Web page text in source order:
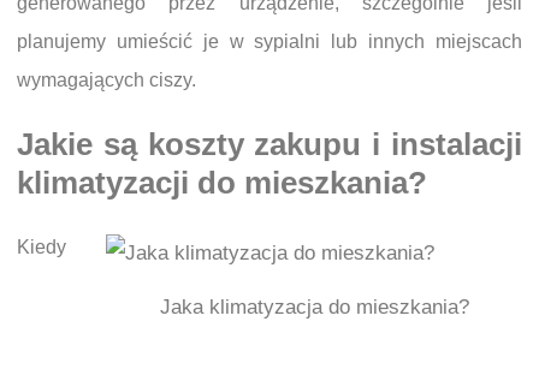
planujemy umieścić je w sypialni lub innych miejscach
wymagających ciszy.
Jakie są koszty zakupu i instalacji
klimatyzacji do mieszkania?
Jaka klimatyzacja do mieszkania?
Kiedy